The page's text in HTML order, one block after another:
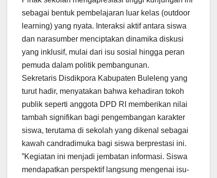
sebagai bentuk pembelajaran luar kelas (outdoor
learning) yang nyata. Interaksi aktif antara siswa
dan narasumber menciptakan dinamika diskusi
yang inklusif, mulai dari isu sosial hingga peran
pemuda dalam politik pembangunan.
​Sekretaris Disdikpora Kabupaten Buleleng yang
turut hadir, menyatakan bahwa kehadiran tokoh
publik seperti anggota DPD RI memberikan nilai
tambah signifikan bagi pengembangan karakter
siswa, terutama di sekolah yang dikenal sebagai
kawah candradimuka bagi siswa berprestasi ini.
​”Kegiatan ini menjadi jembatan informasi. Siswa
mendapatkan perspektif langsung mengenai isu-